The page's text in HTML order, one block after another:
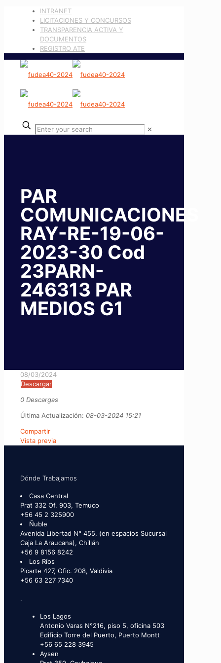
INTRANET
LICITACIONES Y CONCURSOS
TRANSPARENCIA ACTIVA Y
DOCUMENTOS
REGISTRO ATE
✕
PAR
COMUNICACIONES
RAY-RE-19-06-
2023-30 Cod
23PARN-
246313 PAR
MEDIOS G1
08/03/2024
Descargar
0 Descargas
Última Actualización: 08-03-2024 15:21
Compartir
Vista previa
Dónde Trabajamos
Casa Central
Prat 332 Of. 903, Temuco
+56 45 2 325900
Ñuble
Avenida Libertad N° 455, (en espacios Sucursal
Caja La Araucana), Chillán
+56 9 8156 8242
Los Ríos
Picarte 427, Ofic. 208, Valdivia
+56 63 227 7340
.
Los Lagos
Antonio Varas N°216, piso 5, oficina 503
Edificio Torre del Puerto, Puerto Montt
+56 65 228 3945
Aysen